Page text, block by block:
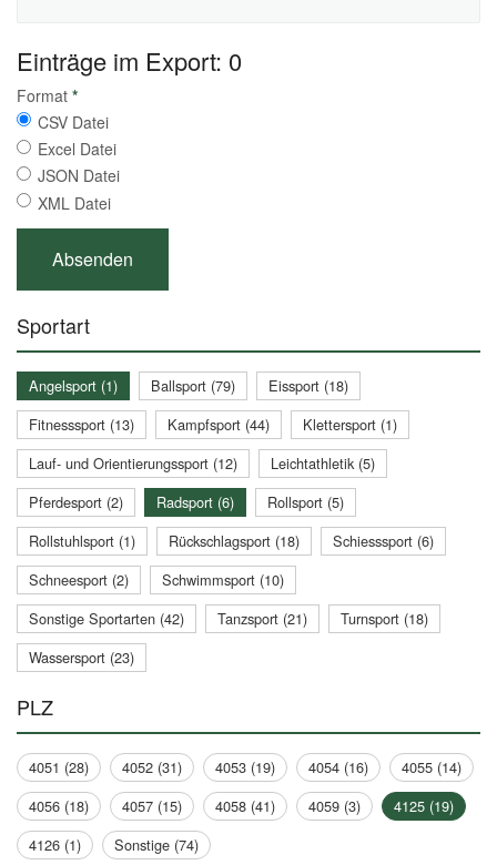
Einträge im Export: 0
Format *
CSV Datei
Excel Datei
JSON Datei
XML Datei
Sportart
Angelsport (1) Ballsport (79)
Eissport (18)
Fitnesssport (13)
Kampfsport (44)
Klettersport (1)
Lauf- und Orientierungssport (12)
Leichtathletik (5)
Pferdesport (2)
Radsport (6)
Rollsport (5)
Rollstuhlsport (1)
Rückschlagsport (18)
Schiesssport (6)
Schneesport (2)
Schwimmsport (10)
Sonstige Sportarten (42)
Tanzsport (21)
Turnsport (18)
Wassersport (23)
PLZ
4051 (28) 4052 (31) 4053 (19) 4054 (16)
4055 (14)
4056 (18)
4057 (15) 4058 (41) 4059 (3)
4125 (19)
4126 (1)
Sonstige (74)